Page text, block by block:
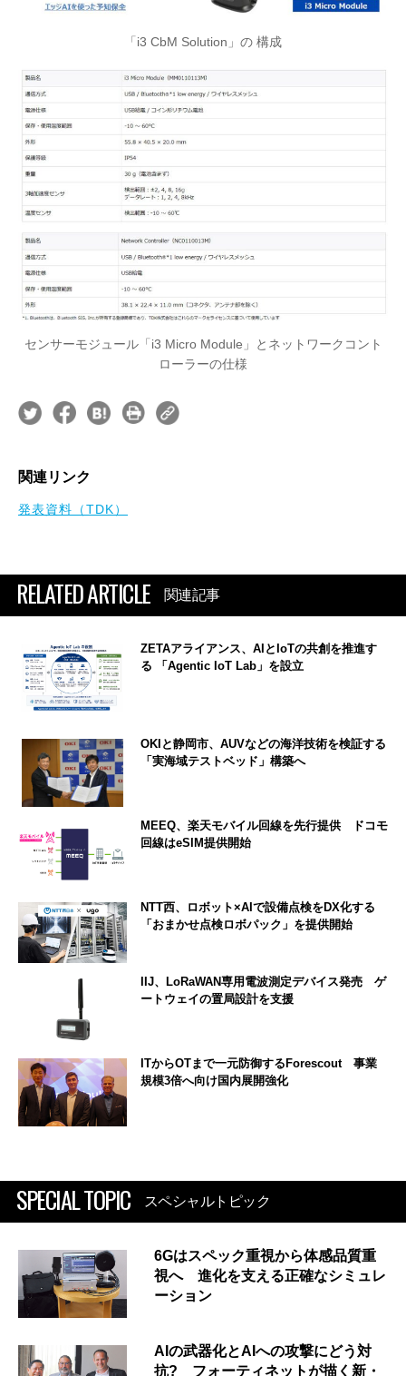
「i3 CbM Solution」の 構成
センサーモジュール「i3 Micro Module」とネットワークコント
ローラーの仕様
関連リンク
発表資料（TDK）
RELATED ARTICLE 関連記事
ZETAアライアンス、AIとIoTの共創を推進す
る 「Agentic IoT Lab」を設立
OKIと静岡市、AUVなどの海洋技術を検証する
「実海域テストベッド」構築へ
MEEQ、楽天モバイル回線を先行提供 ドコモ
回線はeSIM提供開始
NTT西、ロボット×AIで設備点検をDX化する
「おまかせ点検ロボパック」を提供開始
IIJ、LoRaWAN専用電波測定デバイス発売 ゲ
ートウェイの置局設計を支援
ITからOTまで一元防御するForescout 事業
規模3倍へ向け国内展開強化
SPECIAL TOPIC スペシャルトピック
6Gはスペック重視から体感品質重
視へ 進化を支える正確なシミュレ
ーション
AIの武器化とAIへの攻撃にどう対
抗? フォーティネットが描く新・